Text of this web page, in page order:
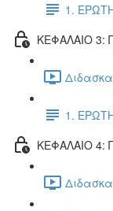
1.
ΚΕΦΑΛΑΙΟ 3:
1.
ΚΕΦΑΛΑΙΟ 4: